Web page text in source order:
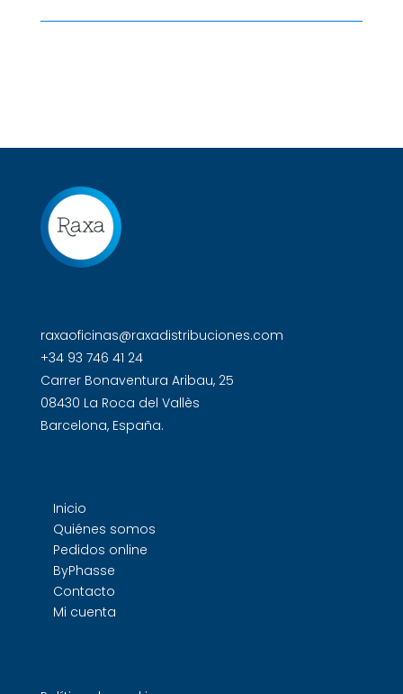
raxaoficinas@raxadistribuciones.com
+34 93 746 41 24
Carrer Bonaventura Aribau, 25
08430 La Roca del Vallès
Barcelona, España.
Inicio
Quiénes somos
Pedidos online
ByPhasse
Contacto
Mi cuenta